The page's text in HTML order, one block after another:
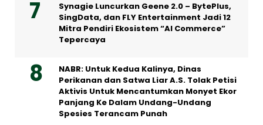
Synagie Luncurkan Geene 2.0 – BytePlus,
SingData, dan FLY Entertainment Jadi 12
Mitra Pendiri Ekosistem “AI Commerce”
Tepercaya
NABR: Untuk Kedua Kalinya, Dinas
Perikanan dan Satwa Liar A.S. Tolak Petisi
Aktivis Untuk Mencantumkan Monyet Ekor
Panjang Ke Dalam Undang-Undang
Spesies Terancam Punah